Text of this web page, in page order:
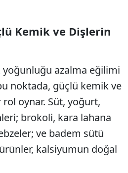
Kemik ve Dişlerin
azalma eğilimi
noktada, güçlü kemik ve
oynar. Süt, yoğurt,
brokoli, kara lahana
ve badem sütü
kalsiyumun doğal